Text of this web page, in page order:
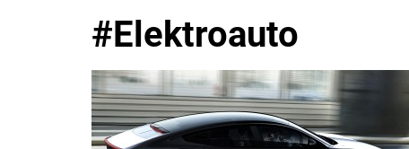
#Elektroauto